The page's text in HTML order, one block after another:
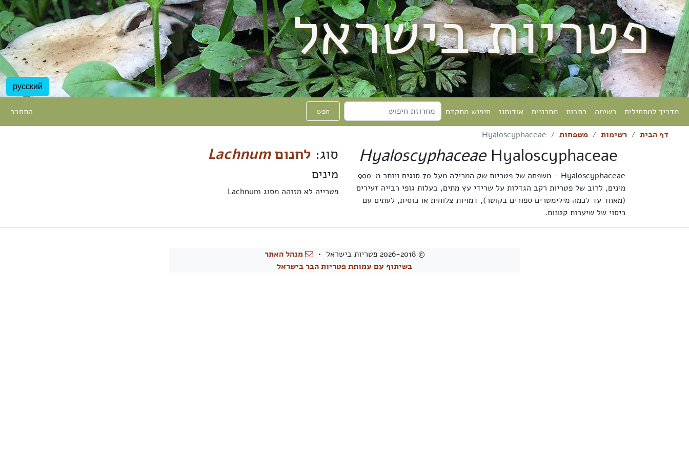
פטריות בישראל
русский
מדריך למתחילים רשימה כתבות מתכונים אודותנו חיפוש מתקדם חפש התחבר
דף הבית רשימות משפחות Hyaloscyphaceae
Hyaloscyphaceae
Hyaloscyphaceae
Hyaloscyphaceae - משפחה של פטריות שק המכילה מעל 70 סוגים ויותר מ-900
מינים, לרוב של פטריות רקב הגדלות על שרידי עץ מתים, בעלות גופי רבייה זעירים
(מאחד עד לכמה מילימטרים ספורים בקוטר), דמויות צלוחית או כוסית, לעתים עם
כיסוי של שיערות קטנות.
סוג: לחנוםLachnum
מינים
פטרייה לא מזוהה מסוג Lachnum
© 2026-2018 פטריות בישראל •
מנהל האתר
בשיתוף עם עמותת פטריות הבר בישראל